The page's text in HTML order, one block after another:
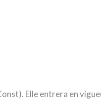
Elle entrera en